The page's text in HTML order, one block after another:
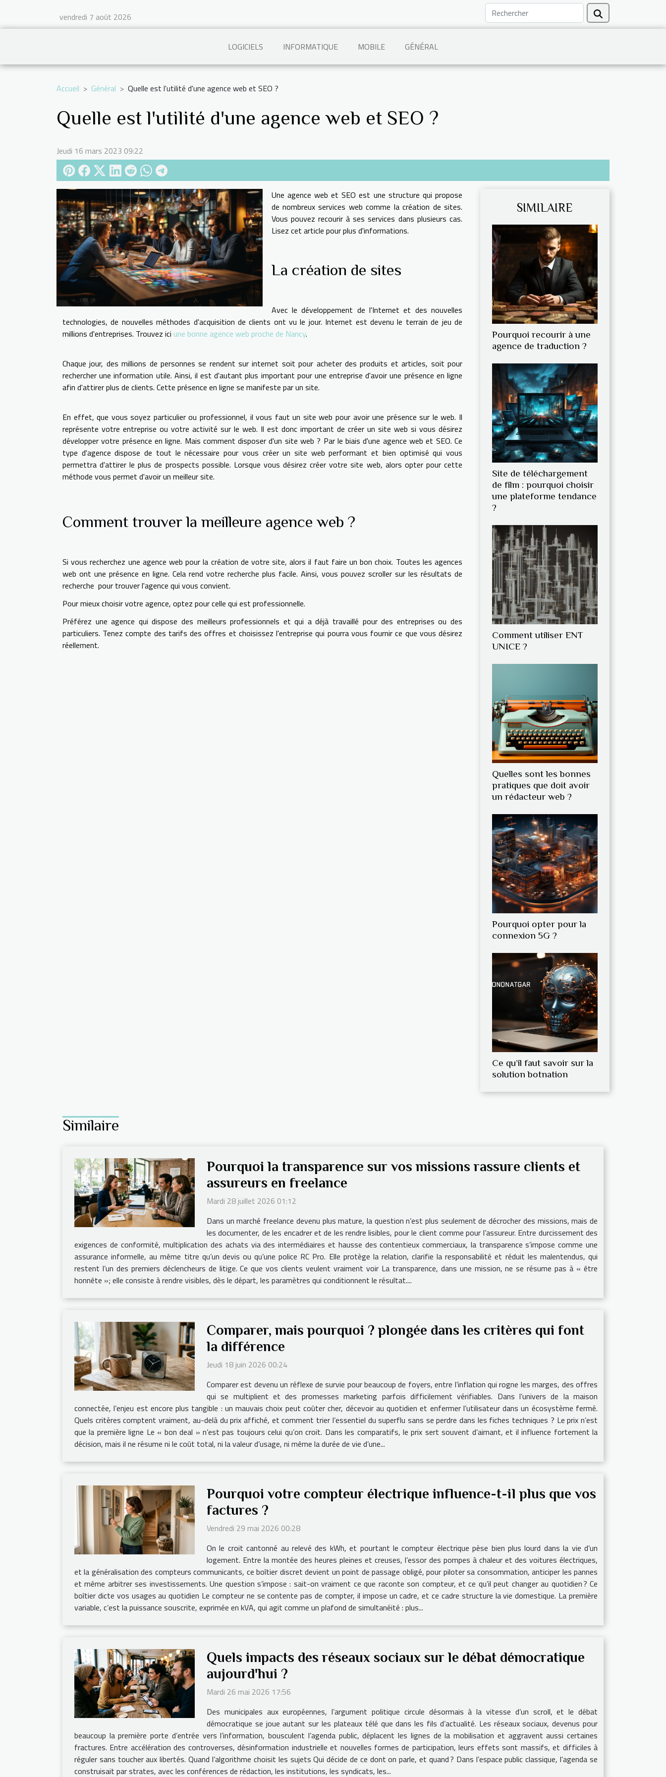
vendredi 7 août 2026
LOGICIELS INFORMATIQUE MOBILE GÉNÉRAL
Accueil Général Quelle est l'utilité d'une agence web et SEO ?
Quelle est l'utilité d'une agence web et SEO ?
Jeudi 16 mars 2023 09:22
Une agence web et SEO est une structure qui propose
de nombreux services web comme la création de sites.
Vous pouvez recourir à ses services dans plusieurs cas.
Lisez cet article pour plus d'informations.
La création de sites
Avec le développement de l'Internet et des nouvelles
technologies, de nouvelles méthodes d'acquisition de clients ont vu le jour. Internet est devenu le terrain de jeu de
millions d'entreprises. Trouvez ici une bonne agence web proche de Nancy.
Chaque jour, des millions de personnes se rendent sur internet soit pour acheter des produits et articles, soit pour
rechercher une information utile. Ainsi, il est d'autant plus important pour une entreprise d'avoir une présence en ligne
afin d'attirer plus de clients. Cette présence en ligne se manifeste par un site.
En effet, que vous soyez particulier ou professionnel, il vous faut un site web pour avoir une présence sur le web. Il
représente votre entreprise ou votre activité sur le web. Il est donc important de créer un site web si vous désirez
développer votre présence en ligne. Mais comment disposer d'un site web ? Par le biais d'une agence web et SEO. Ce
type d'agence dispose de tout le nécessaire pour vous créer un site web performant et bien optimisé qui vous
permettra d'attirer le plus de prospects possible. Lorsque vous désirez créer votre site web, alors opter pour cette
méthode vous permet d'avoir un meilleur site.
Comment trouver la meilleure agence web ?
Si vous recherchez une agence web pour la création de votre site, alors il faut faire un bon choix. Toutes les agences
web ont une présence en ligne. Cela rend votre recherche plus facile. Ainsi, vous pouvez scroller sur les résultats de
recherche pour trouver l'agence qui vous convient.
Pour mieux choisir votre agence, optez pour celle qui est professionnelle.
Préférez une agence qui dispose des meilleurs professionnels et qui a déjà travaillé pour des entreprises ou des
particuliers. Tenez compte des tarifs des offres et choisissez l'entreprise qui pourra vous fournir ce que vous désirez
réellement.
SIMILAIRE
Pourquoi recourir à une
agence de traduction ?
Site de téléchargement
de film : pourquoi choisir
une plateforme tendance
?
Comment utiliser ENT
UNICE ?
Quelles sont les bonnes
pratiques que doit avoir
un rédacteur web ?
Pourquoi opter pour la
connexion 5G ?
Ce qu’il faut savoir sur la
solution botnation
Similaire
Pourquoi la transparence sur vos missions rassure clients et
assureurs en freelance
Mardi 28 juillet 2026 01:12
Dans un marché freelance devenu plus mature, la question n’est plus seulement de décrocher des missions, mais de
les documenter, de les encadrer et de les rendre lisibles, pour le client comme pour l’assureur. Entre durcissement des
exigences de conformité, multiplication des achats via des intermédiaires et hausse des contentieux commerciaux, la transparence s’impose comme une
assurance informelle, au même titre qu’un devis ou qu’une police RC Pro. Elle protège la relation, clarifie la responsabilité et réduit les malentendus, qui
restent l’un des premiers déclencheurs de litige. Ce que vos clients veulent vraiment voir La transparence, dans une mission, ne se résume pas à « être
honnête »; elle consiste à rendre visibles, dès le départ, les paramètres qui conditionnent le résultat....
Comparer, mais pourquoi ? plongée dans les critères qui font
la différence
Jeudi 18 juin 2026 00:24
Comparer est devenu un réflexe de survie pour beaucoup de foyers, entre l’inflation qui rogne les marges, des offres
qui se multiplient et des promesses marketing parfois difficilement vérifiables. Dans l’univers de la maison
connectée, l’enjeu est encore plus tangible : un mauvais choix peut coûter cher, décevoir au quotidien et enfermer l’utilisateur dans un écosystème fermé.
Quels critères comptent vraiment, au-delà du prix affiché, et comment trier l’essentiel du superflu sans se perdre dans les fiches techniques ? Le prix n’est
que la première ligne Le « bon deal » n’est pas toujours celui qu’on croit. Dans les comparatifs, le prix sert souvent d’aimant, et il influence fortement la
décision, mais il ne résume ni le coût total, ni la valeur d’usage, ni même la durée de vie d’une...
Pourquoi votre compteur électrique influence-t-il plus que vos
factures ?
Vendredi 29 mai 2026 00:28
On le croit cantonné au relevé des kWh, et pourtant le compteur électrique pèse bien plus lourd dans la vie d’un
logement. Entre la montée des heures pleines et creuses, l’essor des pompes à chaleur et des voitures électriques,
et la généralisation des compteurs communicants, ce boîtier discret devient un point de passage obligé, pour piloter sa consommation, anticiper les pannes
et même arbitrer ses investissements. Une question s’impose : sait-on vraiment ce que raconte son compteur, et ce qu’il peut changer au quotidien ? Ce
boîtier dicte vos usages au quotidien Le compteur ne se contente pas de compter, il impose un cadre, et ce cadre structure la vie domestique. La première
variable, c’est la puissance souscrite, exprimée en kVA, qui agit comme un plafond de simultanéité : plus...
Quels impacts des réseaux sociaux sur le débat démocratique
aujourd'hui ?
Mardi 26 mai 2026 17:56
Des municipales aux européennes, l’argument politique circule désormais à la vitesse d’un scroll, et le débat
démocratique se joue autant sur les plateaux télé que dans les fils d’actualité. Les réseaux sociaux, devenus pour
beaucoup la première porte d’entrée vers l’information, bousculent l’agenda public, déplacent les lignes de la mobilisation et aggravent aussi certaines
fractures. Entre accélération des controverses, désinformation industrielle et nouvelles formes de participation, leurs effets sont massifs, et difficiles à
réguler sans toucher aux libertés. Quand l’algorithme choisit les sujets Qui décide de ce dont on parle, et quand ? Dans l’espace public classique, l’agenda se
construisait par strates, avec les conférences de rédaction, les institutions, les syndicats, les...